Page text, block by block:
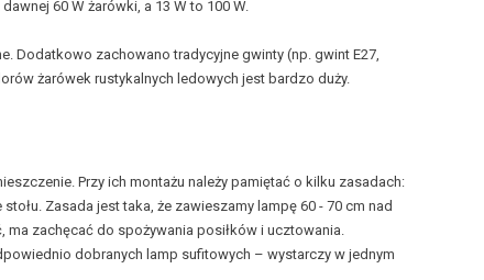
60 W żarówki, a 13 W to 100 W.
Dodatkowo zachowano tradycyjne gwinty (np. gwint E27,
żarówek rustykalnych ledowych jest bardzo duży.
Przy ich montażu należy pamiętać o kilku zasadach:
Zasada jest taka, że zawieszamy lampę 60 - 70 cm nad
ma zachęcać do spożywania posiłków i ucztowania.
dobranych lamp sufitowych – wystarczy w jednym